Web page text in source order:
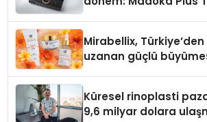
Mirabellix,
uzanan güçlü
Küresel rinoplasti
9,6 milyar dolara